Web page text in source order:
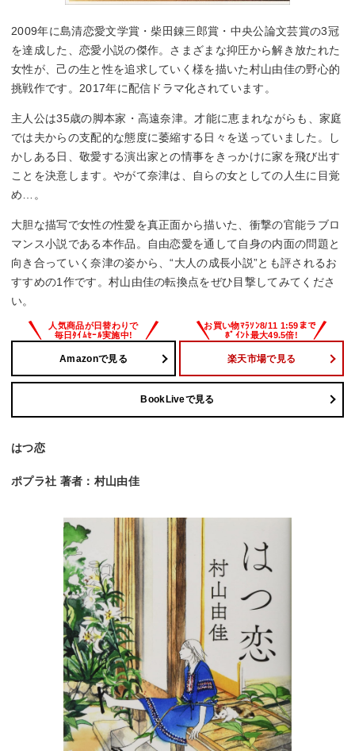
2009年に島清恋愛文学賞・柴田錬三郎賞・中央公論文芸賞の3冠
を達成した、恋愛小説の傑作。さまざまな抑圧から解き放たれた
女性が、己の生と性を追求していく様を描いた村山由佳の野心的
挑戦作です。2017年に配信ドラマ化されています。
主人公は35歳の脚本家・高遠奈津。才能に恵まれながらも、家庭
では夫からの支配的な態度に萎縮する日々を送っていました。し
かしある日、敬愛する演出家との情事をきっかけに家を飛び出す
ことを決意します。やがて奈津は、自らの女としての人生に目覚
め…。
大胆な描写で女性の性愛を真正面から描いた、衝撃の官能ラブロ
マンス小説である本作品。自由恋愛を通して自身の内面の問題と
向き合っていく奈津の姿から、“大人の成長小説”とも評されるお
すすめの1作です。村山由佳の転換点をぜひ目撃してみてくださ
い。
Amazonで見る 楽天市場で見る
BookLiveで見る
はつ恋
ポプラ社 著者：村山由佳